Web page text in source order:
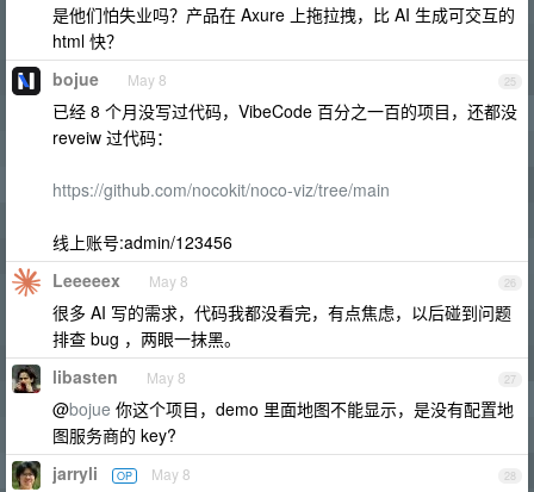
是他们怕失业吗？产品在 Axure 上拖拉拽，比 AI 生成可交互的
html 快？
25
bojue May 8
已经 8 个月没写过代码，VibeCode 百分之一百的项目，还都没
reveiw 过代码：
https://github.com/nocokit/noco-viz/tree/main
线上账号:admin/123456
26
Leeeeex May 8
很多 AI 写的需求，代码我都没看完，有点焦虑，以后碰到问题
排查 bug ，两眼一抹黑。
27
libasten May 8
@bojue 你这个项目，demo 里面地图不能显示，是没有配置地
图服务商的 key?
28
jarryli OP May 8